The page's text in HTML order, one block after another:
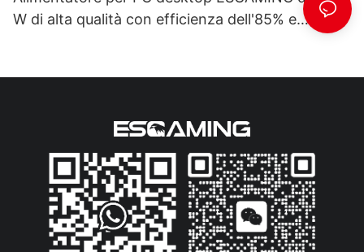
W di alta qualità con efficienza dell'85% e